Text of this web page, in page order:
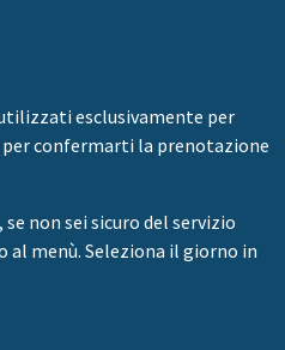
esclusivamente per
confermarti la prenotazione
non sei sicuro del servizio
al menù. Seleziona il giorno in